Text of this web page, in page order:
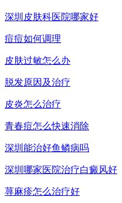
深圳皮肤科医院哪家好
痘痘如何调理
皮肤过敏怎么办
脱发原因及治疗
皮炎怎么治疗
青春痘怎么快速消除
深圳能治好鱼鳞病吗
深圳哪家医院治疗白癜风好
荨麻疹怎么治疗好